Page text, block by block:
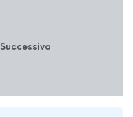
Successivo